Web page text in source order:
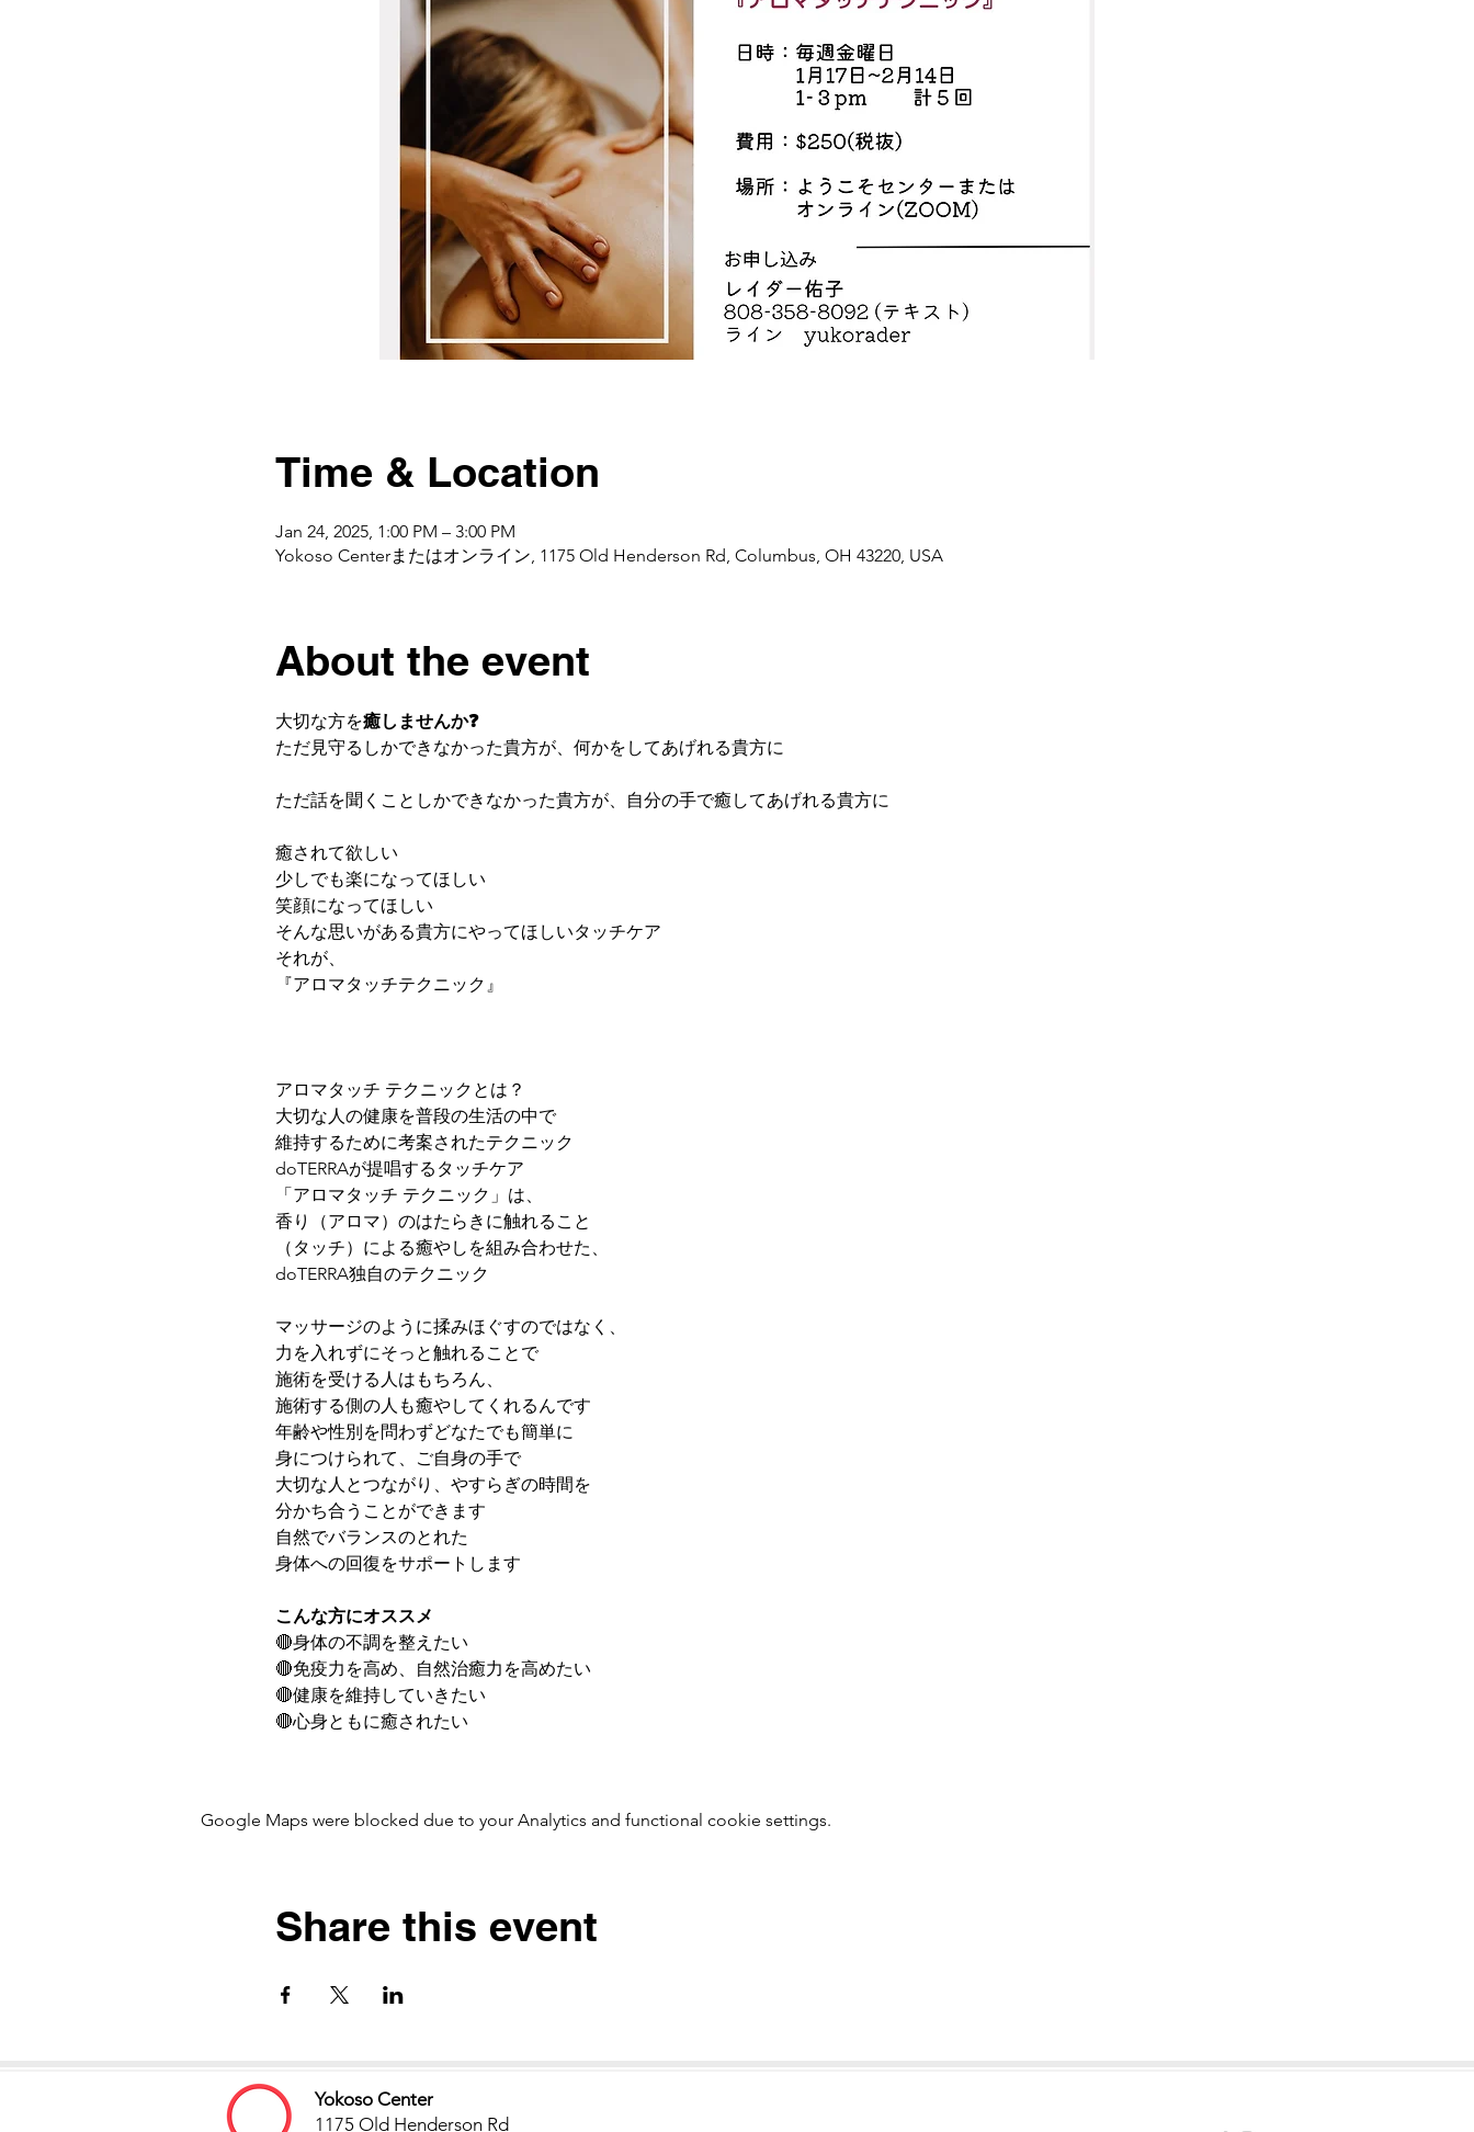
Time & Location
Jan 24, 2025, 1:00 PM – 3:00 PM
Yokoso Centerまたはオンライン, 1175 Old Henderson Rd, Columbus, OH 43220, USA
About the event
大切な方を癒しませんか❓️
ただ見守るしかできなかった貴方が、何かをしてあげれる貴方に
ただ話を聞くことしかできなかった貴方が、自分の手で癒してあげれる貴方に
癒されて欲しい
少しでも楽になってほしい
笑顔になってほしい
そんな思いがある貴方にやってほしいタッチケア
それが、
『アロマタッチテクニック』
アロマタッチ テクニックとは？
大切な人の健康を普段の生活の中で
維持するために考案されたテクニック
doTERRAが提唱するタッチケア
「アロマタッチ テクニック」は、
香り（アロマ）のはたらきに触れること
（タッチ）による癒やしを組み合わせた、
doTERRA独自のテクニック
マッサージのように揉みほぐすのではなく、
力を入れずにそっと触れることで
施術を受ける人はもちろん、
施術する側の人も癒やしてくれるんです
年齢や性別を問わずどなたでも簡単に
身につけられて、ご自身の手で
大切な人とつながり、やすらぎの時間を
分かち合うことができます
自然でバランスのとれた
身体への回復をサポートします
こんな方にオススメ
🔴身体の不調を整えたい
🔴免疫力を高め、自然治癒力を高めたい
🔴健康を維持していきたい
🔴心身ともに癒されたい
Google Maps were blocked due to your Analytics and functional cookie settings.
Share this event
Yokoso Center
1175 Old Henderson Rd